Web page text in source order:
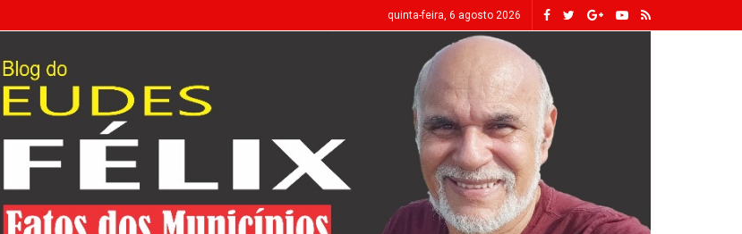
quinta-feira, 6 agosto 2026